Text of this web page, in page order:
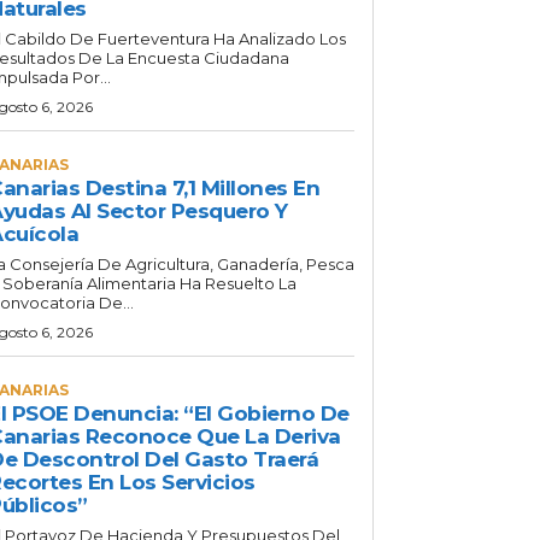
Cabildo De Fuerteventura Ha Analizado Los
De La Encuesta Ciudadana
Por...
6, 2026
Destina 7,1 Millones En
Al Sector Pesquero Y
Consejería De Agricultura, Ganadería, Pesca
Soberanía Alimentaria Ha Resuelto La
De...
6, 2026
PSOE Denuncia: “El Gobierno De
Reconoce Que La Deriva
Descontrol Del Gasto Traerá
En Los Servicios
Portavoz De Hacienda Y Presupuestos Del